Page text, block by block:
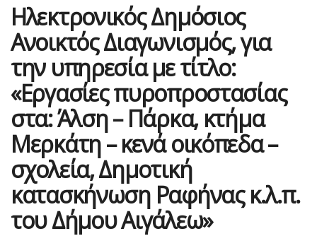
Ηλεκτρονικός Δημόσιος
Ανοικτός Διαγωνισμός, για
την υπηρεσία με τίτλο:
«Εργασίες πυροπροστασίας
στα: Άλση – Πάρκα, κτήμα
Μερκάτη – κενά οικόπεδα –
σχολεία, Δημοτική
κατασκήνωση Ραφήνας κ.λ.π.
του Δήμου Αιγάλεω»